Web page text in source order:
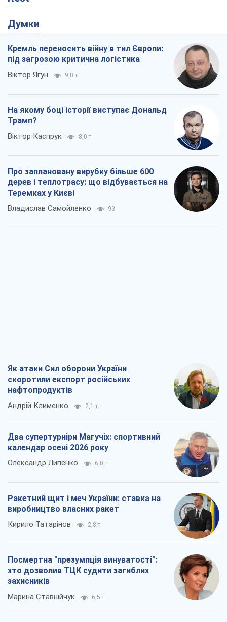
Думки
Кремль переносить війну в тил Європи:
під загрозою критична логістика
Віктор Ягун 9,8 т.
На якому боці історії виступає Дональд
Трамп?
Віктор Каспрук 8,0 т.
Про заплановану вирубку більше 600
дерев і теплотрасу: що відбувається на
Теремках у Києві
Владислав Самойленко 93
Як атаки Сил оборони України
скоротили експорт російських
нафтопродуктів
Андрій Клименко 2,1 т.
Два супертурніри Магучіх: спортивний
календар осені 2026 року
Олександр Липенко 6,0 т.
Ракетний щит і меч України: ставка на
виробництво власних ракет
Кирило Татарінов 2,8 т.
Посмертна "презумпція винуватості":
хто дозволив ТЦК судити загиблих
захисників
Марина Ставнійчук 6,5 т.